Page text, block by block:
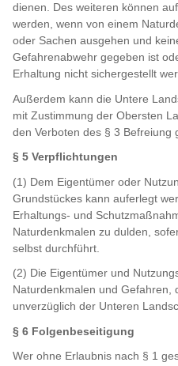
dienen. Des weiteren können
werden, wenn von einem
oder Sachen ausgehen und
Gefahrenabwehr gegeben ist
Erhaltung nicht sichergestellt
Außerdem kann die Untere
mit Zustimmung der Obersten
den Verboten des § 3 Befreiung
§ 5 Verpflichtungen
(1) Dem Eigentümer oder
Grundstückes kann auferlegt
Erhaltungs- und
Naturdenkmalen zu dulden,
selbst durchführt.
(2) Die Eigentümer und
Naturdenkmalen und Gefahren,
unverzüglich der Unteren
§ 6 Folgenbeseitigung
Wer ohne Erlaubnis nach § 1